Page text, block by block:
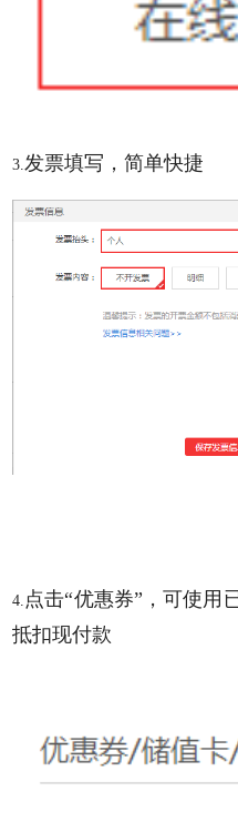
3.发票填写，简单快捷
4. 点击“优惠券”，可使用
抵扣现付款